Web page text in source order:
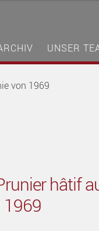
UNSER
von 1969
hâtif
1969